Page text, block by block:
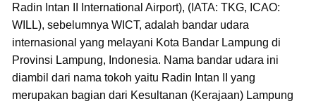
Radin Intan II International Airport), (IATA: TKG, ICAO:
WILL), sebelumnya WICT, adalah bandar udara
internasional yang melayani Kota Bandar Lampung di
Provinsi Lampung, Indonesia. Nama bandar udara ini
diambil dari nama tokoh yaitu Radin Intan II yang
merupakan bagian dari Kesultanan (Kerajaan) Lampung